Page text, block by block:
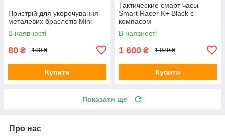
Пристрій для укорочування
металевих браслетів Mini
В наявності
80 ₴ 100 ₴
Купити
Тактические смарт часы
Smart Racer K+ Black с
компасом
В наявності
1 600 ₴ 1 989 ₴
Купити
Показати ще
Про нас